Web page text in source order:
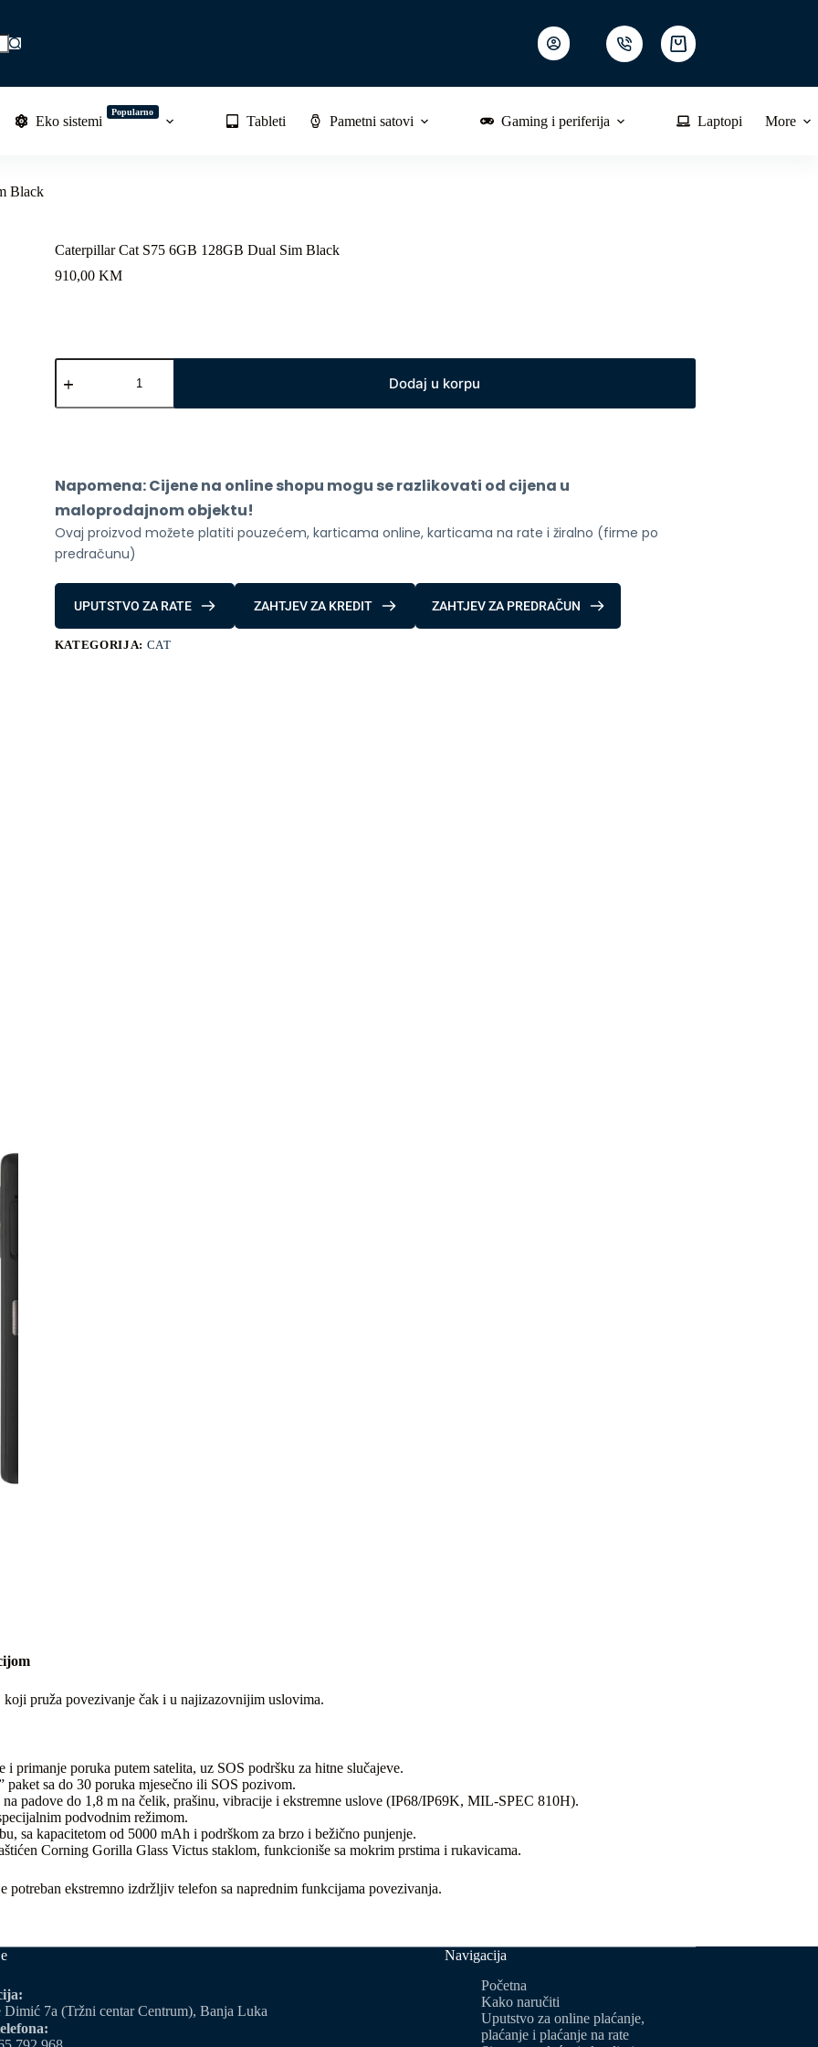
Shopping
cart
Eko sistemi
Popularno
Tableti Pametni satovi Gaming i periferija Laptopi More
Black
Caterpillar Cat S75 6GB 128GB Dual Sim Black
910,00 KM
Caterpillar
Cat
6GB
količina
Dodaj u korpu
Napomena: Cijene na online shopu mogu se razlikovati od cijena u
maloprodajnom objektu!
Ovaj proizvod možete platiti pouzećem, karticama online, karticama na rate i žiralno (firme po
predračunu)
UPUTSTVO ZA RATE ZAHTJEV ZA KREDIT ZAHTJEV ZA PREDRAČUN
KATEGORIJA: CAT
pruža povezivanje čak i u najizazovnijim uslovima.
i primanje poruka putem satelita, uz SOS podršku za hitne slučajeve.
paket sa do 30 poruka mjesečno ili SOS pozivom.
padove do 1,8 m na čelik, prašinu, vibracije i ekstremne uslove (IP68/IP69K, MIL-SPEC 810H).
podvodnim režimom.
sa kapacitetom od 5000 mAh i podrškom za brzo i bežično punjenje.
Corning Gorilla Glass Victus staklom, funkcioniše sa mokrim prstima i rukavicama.
potreban ekstremno izdržljiv telefon sa naprednim funkcijama povezivanja.
Dimić 7a (Tržni centar Centrum), Banja Luka
Navigacija
Početna
Kako naručiti
Uputstvo za online plaćanje,
plaćanje i plaćanje na rate